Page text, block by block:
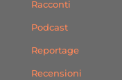
Racconti
Podcast
Reportage
Recensioni